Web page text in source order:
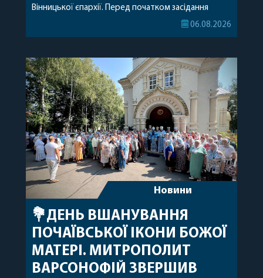
Вінницької єпархії. Перед початком засідання
секретар Єпархіальної Ради від імені членів Ради
побажавши йому міцного здоров’я, Божої
допомоги, миру, духовної радості та
благословенних успіхів у подальшому
архіпастирському служінні. […]
06.08.2026
Новини
💐ДЕНЬ ВШАНУВАННЯ
ПОЧАЇВСЬКОЇ ІКОНИ БОЖОЇ
МАТЕРІ. МИТРОПОЛИТ
ВАРСОНОФІЙ ЗВЕРШИВ